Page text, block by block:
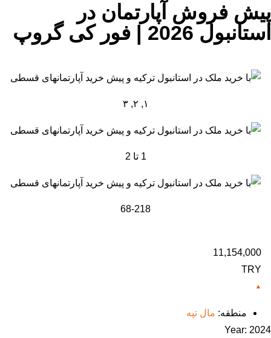
پیش فروش آپارتمان در
استانبول 2026 | فور کی گروپ
۱, ۲, ۳
1 تا 2
68-218
11,154,000
TRY
منطقه: مال تپه
Year: 2024